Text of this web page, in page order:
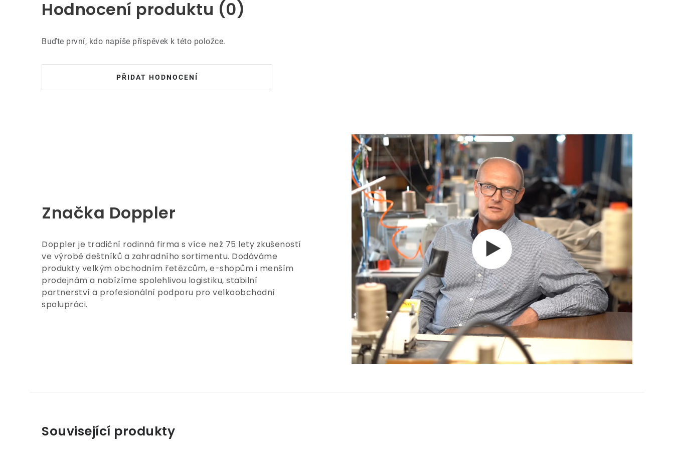
Hodnocení produktu (0)
Buďte první, kdo napíše příspěvek k této položce.
PŘIDAT HODNOCENÍ
Značka Doppler
Doppler je tradiční rodinná firma s více než 75 lety zkušeností
ve výrobě deštníků a zahradního sortimentu. Dodáváme
produkty velkým obchodním řetězcům, e-shopům i menším
prodejnám a nabízíme spolehlivou logistiku, stabilní
partnerství a profesionální podporu pro velkoobchodní
spolupráci.
Související produkty